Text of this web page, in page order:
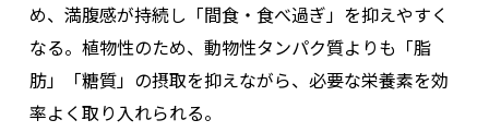
め、満腹感が持続し「間食・食べ過ぎ」を抑えやすく
なる。植物性のため、動物性タンパク質よりも「脂
肪」「糖質」の摂取を抑えながら、必要な栄養素を効
率よく取り入れられる。